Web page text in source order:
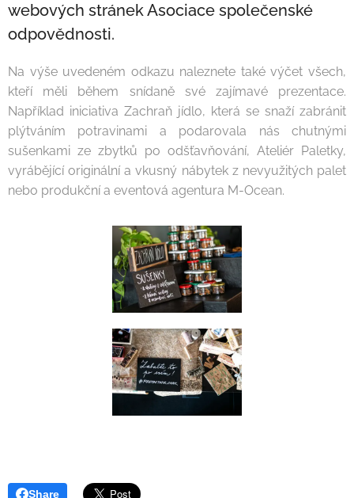
webových stránek Asociace společenské
odpovědnosti.
Na výše uvedeném odkazu naleznete také výčet všech,
kteří měli během snídaně své zajímavé prezentace.
Například iniciativa Zachraň jídlo, která se snaží zabránit
plýtváním potravinami a podarovala nás chutnými
sušenkami ze zbytků po odšťavňování, Ateliér Paletky,
vyrábějící originální a vkusný nábytek z nevyužitých palet
nebo produkční a eventová agentura M-Ocean.
Share